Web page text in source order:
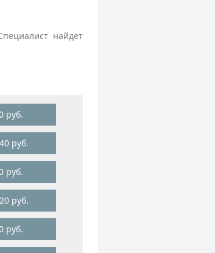
найдет
руб.
руб.
руб.
руб.
руб.